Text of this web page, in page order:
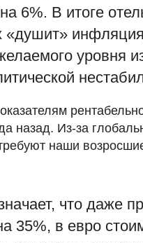
6%. В итоге
«душит»
уровня
назад. Из-за
наши
что даже
35%, в евро